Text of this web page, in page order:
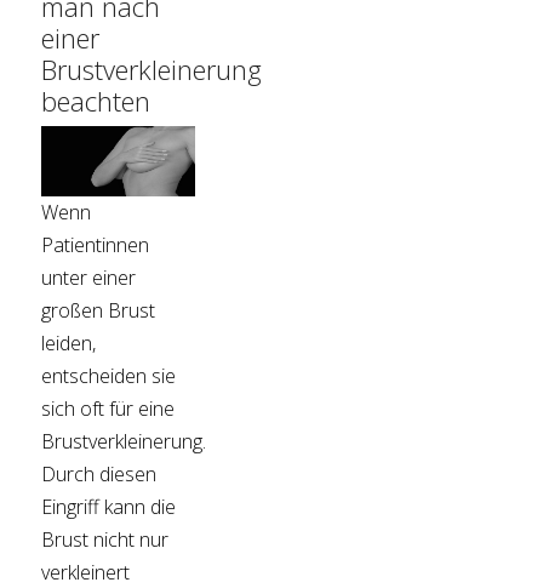
einer
Brustverkleinerung
beachten
Wenn
Patientinnen
unter einer
großen Brust
leiden,
entscheiden sie
sich oft für eine
Brustverkleinerung.
Durch diesen
Eingriff kann die
Brust nicht nur
verkleinert